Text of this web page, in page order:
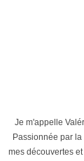
Je m'appelle
Passionnée par
mes découvertes